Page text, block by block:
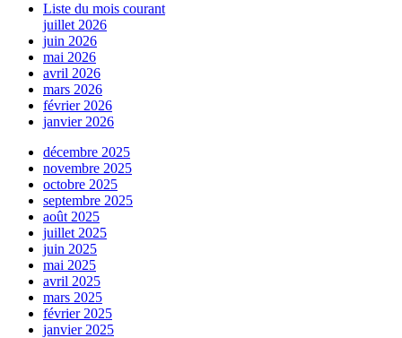
Liste du mois courant
juillet 2026
juin 2026
mai 2026
avril 2026
mars 2026
février 2026
janvier 2026
décembre 2025
novembre 2025
octobre 2025
septembre 2025
août 2025
juillet 2025
juin 2025
mai 2025
avril 2025
mars 2025
février 2025
janvier 2025